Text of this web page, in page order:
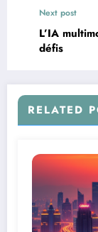
Next post
L’IA
défis
RELATED